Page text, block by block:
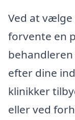
Ved at
forvente en
efter dine
klinikker
eller ved